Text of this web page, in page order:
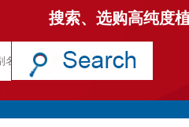
搜索、选购高纯度